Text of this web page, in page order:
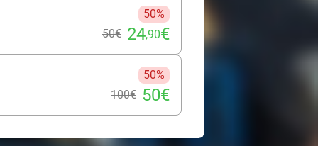
50%
50€ 24,90€
50%
100€ 50€